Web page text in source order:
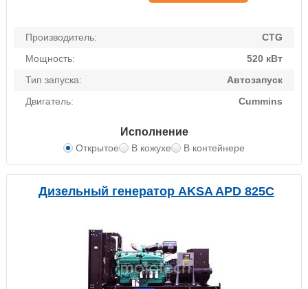
Производитель:
CTG
Мощность:
520 кВт
Тип запуска:
Автозапуск
Двигатель:
Cummins
Исполнение
Открытое В кожухе В контейнере
Дизельный генератор AKSA APD 825C